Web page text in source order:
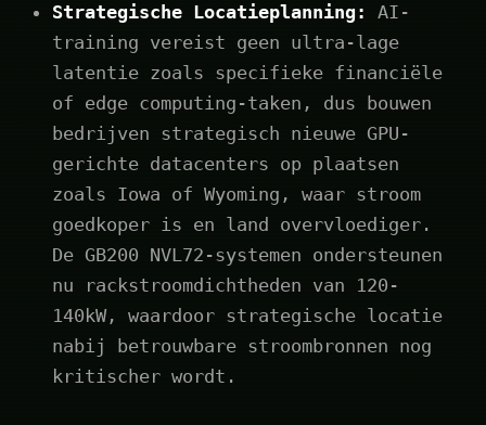
Strategische Locatieplanning:
AI-
training vereist geen ultra-lage
latentie zoals specifieke financiële
of edge computing-taken, dus bouwen
bedrijven strategisch nieuwe GPU-
gerichte datacenters op plaatsen
zoals Iowa of Wyoming, waar stroom
goedkoper is en land overvloediger.
De GB200 NVL72-systemen ondersteunen
nu rackstroomdichtheden van 120-
140kW, waardoor strategische locatie
nabij betrouwbare stroombronnen nog
kritischer wordt.